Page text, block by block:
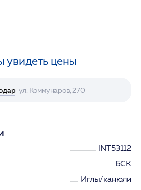
увидеть цены
ул. Коммунаров, 270
INT53112
БСК
Иглы/канюли